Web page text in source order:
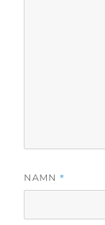
NAMN *